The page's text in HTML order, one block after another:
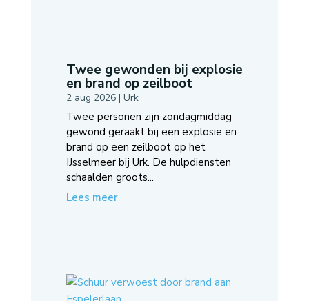
Twee gewonden bij explosie
en brand op zeilboot
2 aug 2026| Urk
Twee personen zijn zondagmiddag
gewond geraakt bij een explosie en
brand op een zeilboot op het
IJsselmeer bij Urk. De hulpdiensten
schaalden groots...
Lees meer